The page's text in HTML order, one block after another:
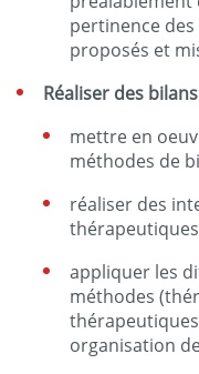
pertinence
proposés et
Réaliser des
mettre en
méthodes de
réaliser des
appliquer les
méthodes
organisation